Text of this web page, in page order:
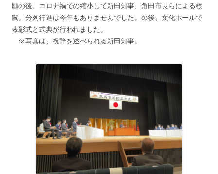
願の後、コロナ禍での縮小して新田知事、角田市長らによる検
閲。分列行進は今年もありませんでした。の後、文化ホールで
表彰式と式典が行われました。
※写真は、祝辞を述べられる新田知事。